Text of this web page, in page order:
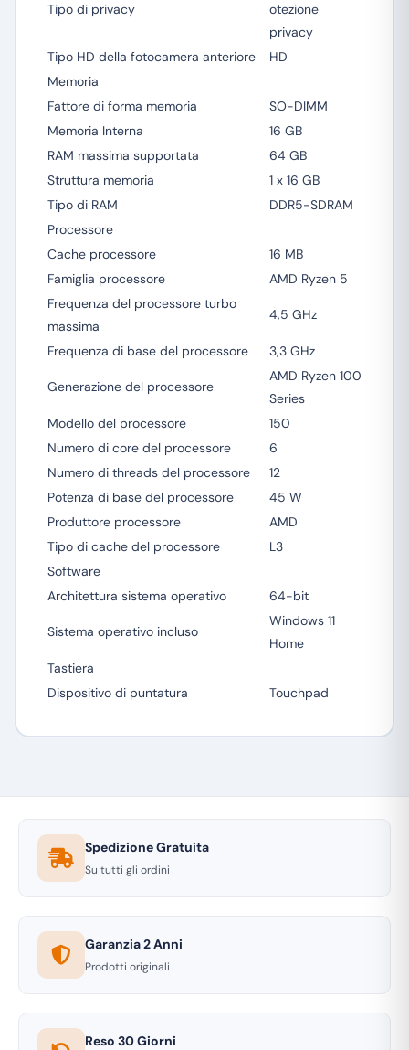
Tipo di privacy
otezione
privacy
Tipo HD della fotocamera anteriore
HD
Memoria
Fattore di forma memoria
SO-DIMM
Memoria Interna
16 GB
RAM massima supportata
64 GB
Struttura memoria
1 x 16 GB
Tipo di RAM
DDR5-SDRAM
Processore
Cache processore
16 MB
Famiglia processore
AMD Ryzen 5
Frequenza del processore turbo
massima
4,5 GHz
Frequenza di base del processore 3,3 GHz
Generazione del processore
AMD Ryzen 100
Series
Modello del processore
150
Numero di core del processore
6
Numero di threads del processore
12
Potenza di base del processore
45 W
Produttore processore
AMD
Tipo di cache del processore
L3
Software
Architettura sistema operativo
64-bit
Sistema operativo incluso
Windows 11
Home
Tastiera
Dispositivo di puntatura
Touchpad
Spedizione Gratuita
Su tutti gli ordini
Garanzia 2 Anni
Prodotti originali
Reso 30 Giorni